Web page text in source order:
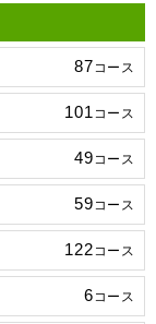
87コース
101 コース
49コース
59コース
122コース
6コース